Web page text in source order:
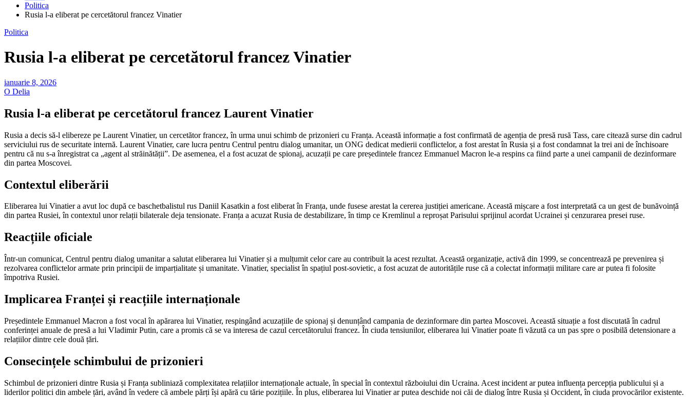
Politica
Rusia l-a eliberat pe cercetătorul francez Vinatier
Politica
Rusia l-a eliberat pe cercetătorul francez Vinatier
ianuarie 8, 2026
O Delia
Rusia l-a eliberat pe cercetătorul francez Laurent Vinatier
Rusia a decis să-l elibereze pe Laurent Vinatier, un cercetător francez, în urma unui schimb de prizonieri cu Franța. Această informație a fost confirmată de agenția de presă rusă Tass, care citează surse din cadrul
serviciului rus de securitate internă. Laurent Vinatier, care lucra pentru Centrul pentru dialog umanitar, un ONG dedicat medierii conflictelor, a fost arestat în Rusia și a fost condamnat la trei ani de închisoare
pentru că nu s-a înregistrat ca „agent al străinătății”. De asemenea, el a fost acuzat de spionaj, acuzații pe care președintele francez Emmanuel Macron le-a respins ca fiind parte a unei campanii de dezinformare
din partea Moscovei.
Contextul eliberării
Eliberarea lui Vinatier a avut loc după ce baschetbalistul rus Daniil Kasatkin a fost eliberat în Franța, unde fusese arestat la cererea justiției americane. Această mișcare a fost interpretată ca un gest de bunăvoință
din partea Rusiei, în contextul unor relații bilaterale deja tensionate. Franța a acuzat Rusia de destabilizare, în timp ce Kremlinul a reproșat Parisului sprijinul acordat Ucrainei și cenzurarea presei ruse.
Reacțiile oficiale
Într-un comunicat, Centrul pentru dialog umanitar a salutat eliberarea lui Vinatier și a mulțumit celor care au contribuit la acest rezultat. Această organizație, activă din 1999, se concentrează pe prevenirea și
rezolvarea conflictelor armate prin principii de imparțialitate și umanitate. Vinatier, specialist în spațiul post-sovietic, a fost acuzat de autoritățile ruse că a colectat informații militare care ar putea fi folosite
împotriva Rusiei.
Implicarea Franței și reacțiile internaționale
Președintele Emmanuel Macron a fost vocal în apărarea lui Vinatier, respingând acuzațiile de spionaj și denunțând campania de dezinformare din partea Moscovei. Această situație a fost discutată în cadrul
conferinței anuale de presă a lui Vladimir Putin, care a promis că se va interesa de cazul cercetătorului francez. În ciuda tensiunilor, eliberarea lui Vinatier poate fi văzută ca un pas spre o posibilă detensionare a
relațiilor dintre cele două țări.
Consecințele schimbului de prizonieri
Schimbul de prizonieri dintre Rusia și Franța subliniază complexitatea relațiilor internaționale actuale, în special în contextul războiului din Ucraina. Acest incident ar putea influența percepția publicului și a
liderilor politici din ambele țări, având în vedere că ambele părți își apără cu tărie pozițiile. În plus, eliberarea lui Vinatier ar putea deschide noi căi de dialog între Rusia și Occident, în ciuda provocărilor existente.